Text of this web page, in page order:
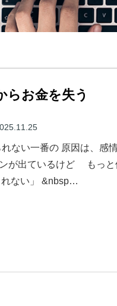
らお金を失う
ない一番の 原因は、感
ンが出ているけど もっ
ない」 &nbsp…